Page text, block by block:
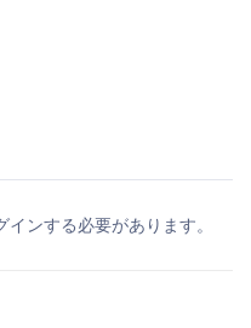
ンする必要があります。